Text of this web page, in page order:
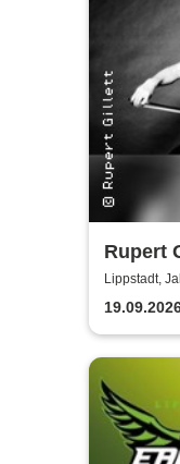
Rupert
Lippstadt,